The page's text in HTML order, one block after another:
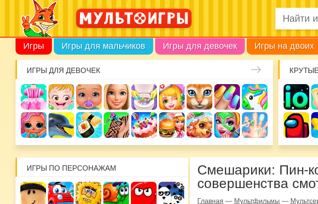
Игры Игры для мальчиков Игры для девочек Игры на двоих
ИГРЫ ДЛЯ ДЕВОЧЕК
ИГРЫ ПО ПЕРСОНАЖАМ
Смешарики: Пин-
совершенства
Главная — Мультфильмы —